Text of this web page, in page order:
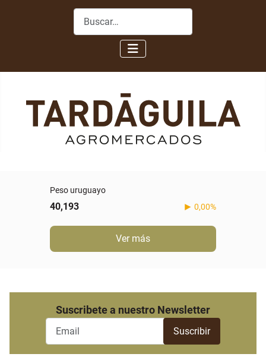
Buscar
Peso uruguayo
40,193 0,00%
Ver más
Suscribete a nuestro Newsletter